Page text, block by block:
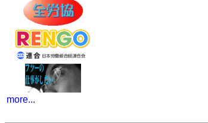
more...